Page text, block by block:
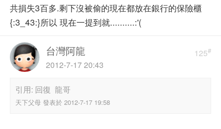
共損失3百多.剩下沒被偷的現在都放在銀行的保險櫃
{:3_43:}所以 現在一提到就..........:'(
125#
台灣阿龍
2012-7-17 20:43
引用: 回復 龍哥
天下父母 發表於 2012-7-17 19:58